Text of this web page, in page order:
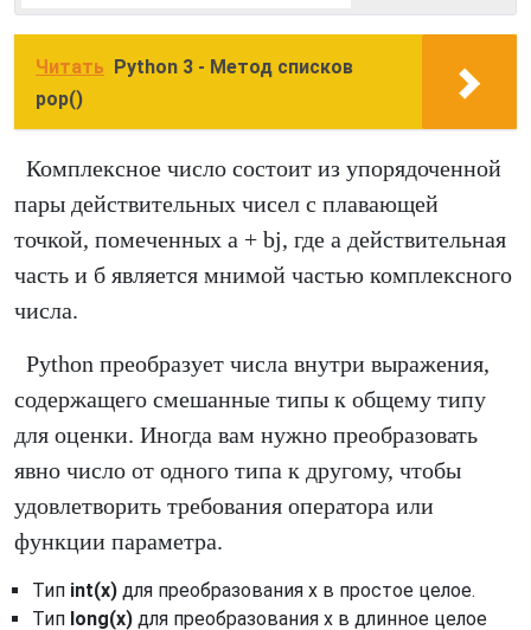
Читать Python 3 - Метод cписков
pop()
Комплексное число состоит из упорядоченной
пары действительных чисел с плавающей
точкой, помеченных a + bj, где а действительная
часть и б является мнимой частью комплексного
числа.
Python преобразует числа внутри выражения,
содержащего смешанные типы к общему типу
для оценки. Иногда вам нужно преобразовать
явно число от одного типа к другому, чтобы
удовлетворить требования оператора или
функции параметра.
Тип int(х) для преобразования х в простое целое.
Тип long(х) для преобразования х в длинное целое